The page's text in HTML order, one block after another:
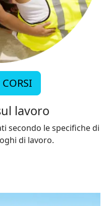
lavoro
secondo le specifiche di
di lavoro.